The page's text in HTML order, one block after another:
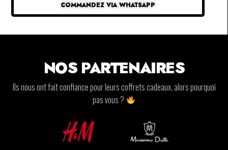
COMMANDEZ VIA WHATSAPP
NOS PARTENAIRES
Ils nous ont fait confiance pour leurs coffrets cadeaux, alors pourquoi
pas vous ?